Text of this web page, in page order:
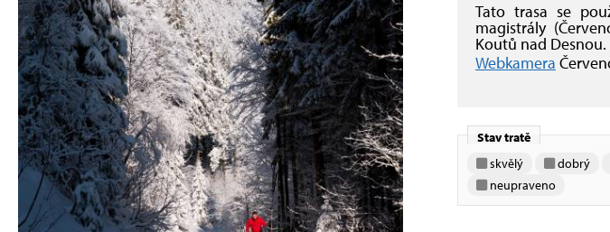
Tato trasa se
magistrály
Koutů nad Desnou.
Webkamera
Stav tratě
skvělý
dobrý
neupraveno